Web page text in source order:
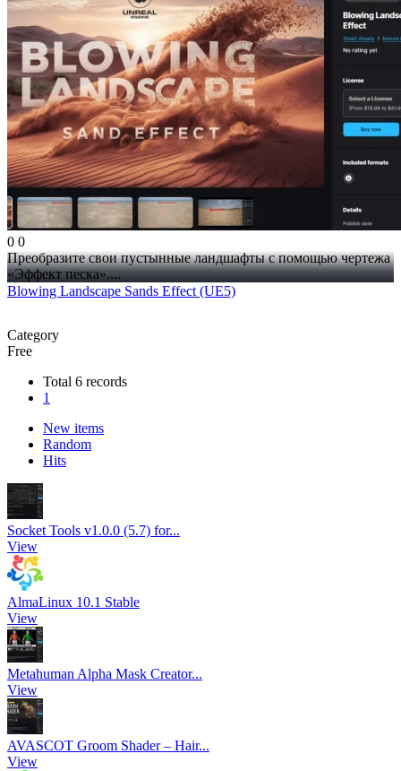
0 0
Преобразите свои пустынные ландшафты с помощью чертежа
«Эффект песка»....
Blowing Landscape Sands Effect (UE5)
Category
Free
Total 6 records
1
New items
Random
Hits
Socket Tools v1.0.0 (5.7) for...
View
AlmaLinux 10.1 Stable
View
Metahuman Alpha Mask Creator...
View
AVASCOT Groom Shader – Hair...
View